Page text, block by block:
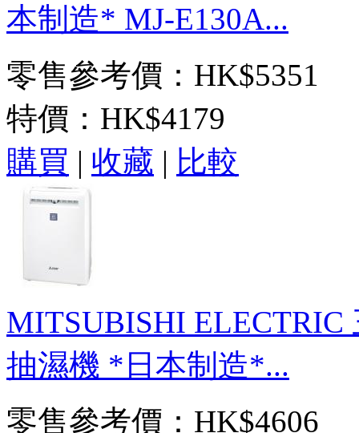
本制造* MJ-E130A...
零售參考價：HK$5351
特價： HK$4179
購買 | 收藏 | 比較
MITSUBISHI ELECTRIC
抽濕機 *日本制造*...
零售參考價：HK$4606